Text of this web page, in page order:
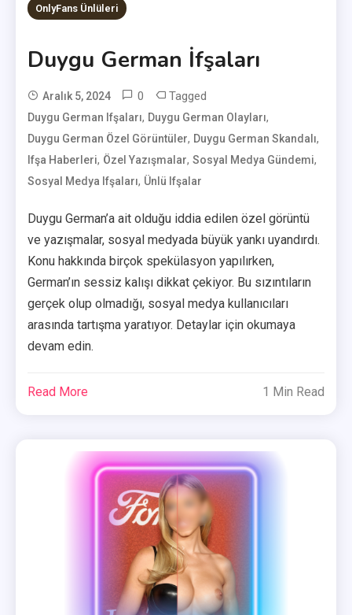
OnlyFans Ünlüleri
Duygu German İfşaları
Aralık 5, 2024
User
0 Tagged
Duygu German Ifşaları, Duygu German Olayları,
Duygu German Özel Görüntüler, Duygu German Skandalı,
Ifşa Haberleri, Özel Yazışmalar,Sosyal Medya Gündemi,
Sosyal Medya Ifşaları, Ünlü Ifşalar
Duygu German’a ait olduğu iddia edilen özel görüntü
ve yazışmalar, sosyal medyada büyük yankı uyandırdı.
Konu hakkında birçok spekülasyon yapılırken,
German’ın sessiz kalışı dikkat çekiyor. Bu sızıntıların
gerçek olup olmadığı, sosyal medya kullanıcıları
arasında tartışma yaratıyor. Detaylar için okumaya
devam edin.
Read More 1 Min Read